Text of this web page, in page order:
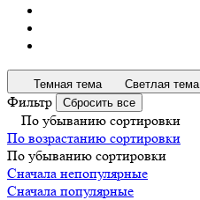
Темная тема Светлая тема
Фильтр Сбросить все
По убыванию сортировки
По возрастанию сортировки
По убыванию сортировки
Сначала непопулярные
Сначала популярные